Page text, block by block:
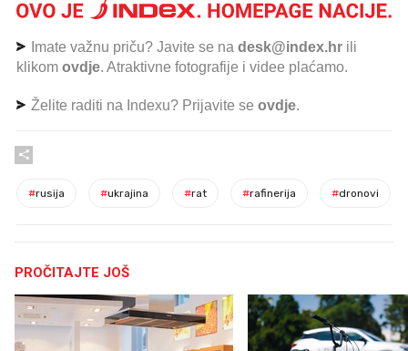
Imate važnu priču? Javite se na desk@index.hr ili
klikom ovdje. Atraktivne fotografije i videe plaćamo.
Želite raditi na Indexu? Prijavite se ovdje.
#rusija #ukrajina #rat #rafinerija #dronovi
PROČITAJTE JOŠ